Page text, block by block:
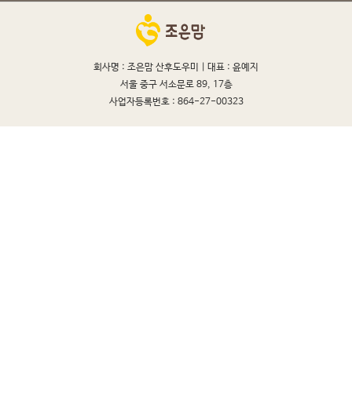
회사명 : 조은맘 산후도우미 | 대표 : 윤예지
서울 중구 서소문로 89, 17층
사업자등록번호 : 864-27-00323